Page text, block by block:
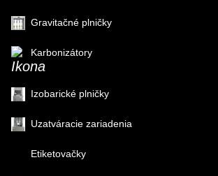
Gravitačné plničky
Karbonizátory
Izobarické plničky
Uzatváracie zariadenia
Etiketovačky